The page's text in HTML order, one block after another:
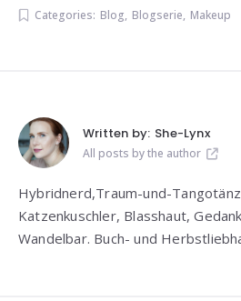
Categories: Blog, Blogserie, Makeup
Written by: She-Lynx
All posts by the author
Hybridnerd,Traum-und-
Katzenkuschler, Blasshaut,
Wandelbar. Buch- und